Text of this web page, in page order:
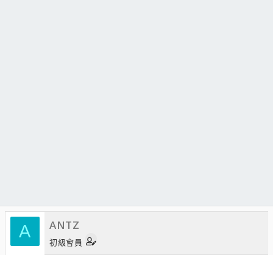
A ANTZ
初級會員